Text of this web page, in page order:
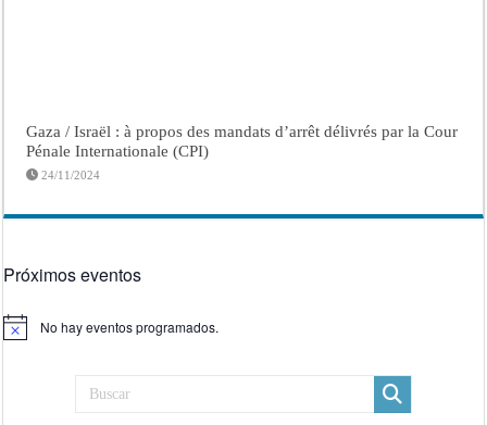
Gaza / Israël : à propos des mandats d’arrêt délivrés par la Cour
Pénale Internationale (CPI)
24/11/2024
Próximos eventos
Aviso No hay eventos programados.